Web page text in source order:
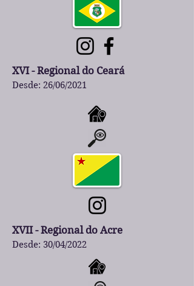
XVI - Regional do Ceará
Desde: 26/06/2021
XVII - Regional do Acre
Desde: 30/04/2022